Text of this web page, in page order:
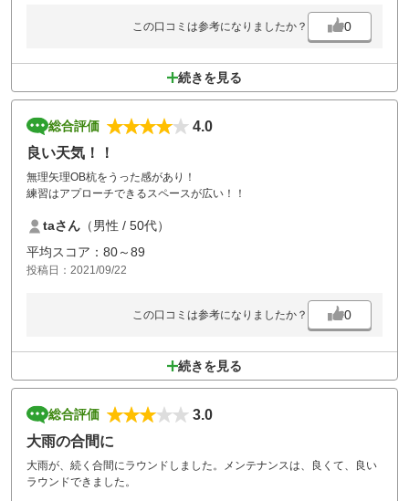
この口コミは参考になりましたか？ 0
続きを見る
総合評価
4.0
良い天気！！
無理矢理OB杭をうった感があり！
練習はアプローチできるスペースが広い！！
taさん （男性 / 50代）
平均スコア：80～89
投稿日：2021/09/22
この口コミは参考になりましたか？ 0
続きを見る
総合評価
3.0
大雨の合間に
大雨が、続く合間にラウンドしました。メンテナンスは、良くて、良い
ラウンドできました。